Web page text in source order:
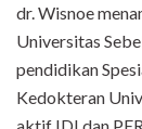
dr. Wisnoe
Universitas
pendidikan
Kedokteran